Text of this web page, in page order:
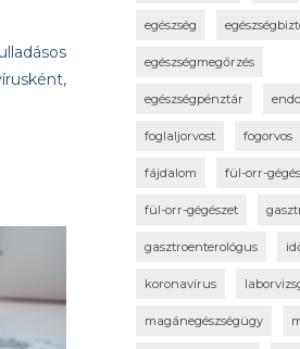
egészség
egészségmegőrzés
egészségpénztár
foglaljorvost fogorvos
fájdalom fül-orr-
fül-orr-gégészet
gasztroenterológus
koronavírus
magánegészségügy